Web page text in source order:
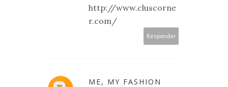
http://www.cluscorne
r.com/
Responder
ME, MY FASHION